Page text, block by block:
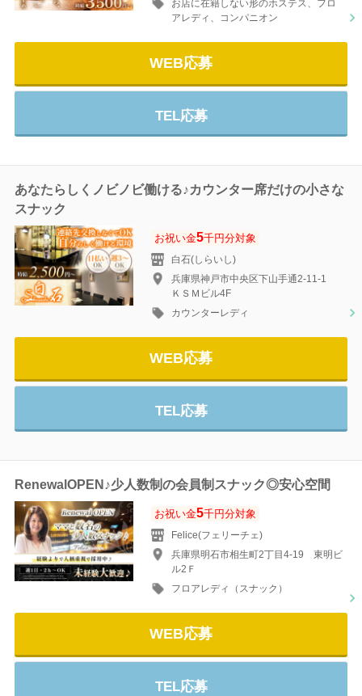
お店に在籍しない形のホステス、フロ
アレディ、コンパニオン
WEB応募
TEL応募
あなたらしくノビノビ働ける♪カウンター席だけの小さな
スナック
お祝い金5千円分対象
白石(しらいし)
兵庫県神戸市中央区下山手通2-11-1
ＫＳＭビル4F
カウンターレディ
WEB応募
TEL応募
RenewalOPEN♪少人数制の会員制スナック◎安心空間
お祝い金5千円分対象
Felice(フェリーチェ)
兵庫県明石市相生町2丁目4-19 東明ビ
ル2Ｆ
フロアレディ（スナック）
WEB応募
TEL応募